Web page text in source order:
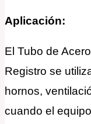
Aplicación:
El Tubo de
Registro se
hornos,
cuando el